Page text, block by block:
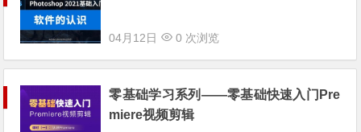
04月12日 0 次浏览
零基础学习系列——零基础快速入门Pre
miere视频剪辑